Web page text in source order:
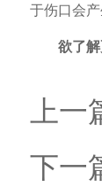
于伤口会
欲了
上一
下一